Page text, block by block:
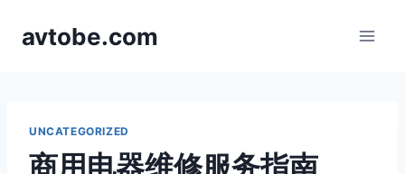
avtobe.com
UNCATEGORIZED
商用电器维修服务指南